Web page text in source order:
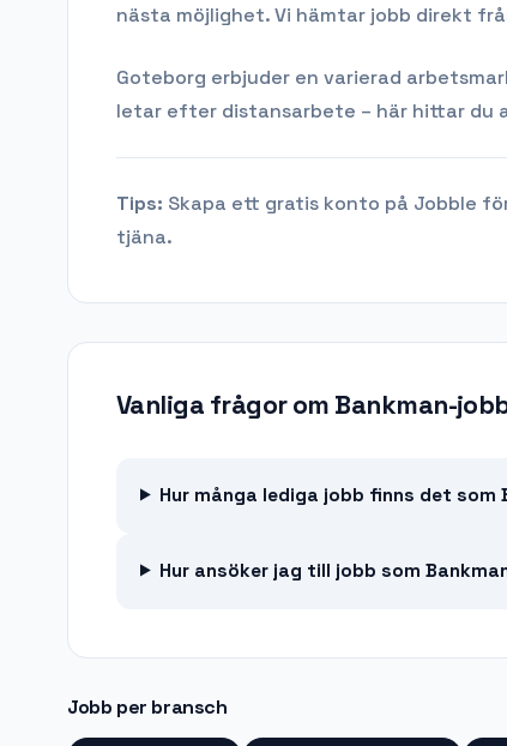
nästa möjlighet. Vi hämtar jobb direkt
Goteborg erbjuder en varierad
letar efter distansarbete – här hittar du
Tips: Skapa ett gratis konto på Jobble
tjäna.
Vanliga frågor om Bankman-
Hur många lediga jobb finns det som
Hur ansöker jag till jobb som
Jobb per bransch